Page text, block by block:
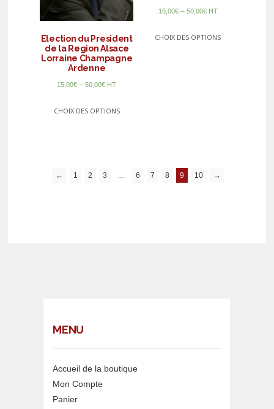
Election du President
de la Region Alsace
Lorraine Champagne
Ardenne
15,00€ –50,00€ HT
CHOIX DES OPTIONS
15,00€– 50,00€ HT
CHOIX DES OPTIONS
← 1 2 3 … 6 7 8 9 10 →
MENU
Accueil de la boutique
Mon Compte
Panier